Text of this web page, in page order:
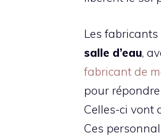
Les
salle d’eau,
fabricant de
pour
Celles-ci vont
Ces